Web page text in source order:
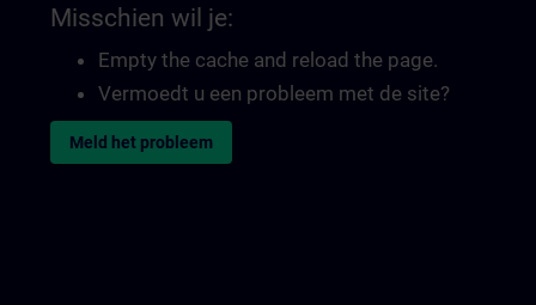
Misschien wil je:
Empty the cache and reload the page.
Vermoedt u een probleem met de site?
Meld het probleem